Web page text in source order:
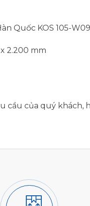
Quốc KOS 105-
2.200 mm
của quý khách,